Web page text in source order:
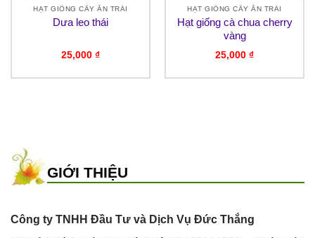
HẠT GIỐNG CÂY ĂN TRÁI
Dưa leo thái
25,000 ₫
HẠT GIỐNG CÂY ĂN TRÁI
Hạt giống cà chua cherry
vàng
25,000 ₫
GIỚI THIỆU
Công ty TNHH Đầu Tư và Dịch Vụ Đức Thắng